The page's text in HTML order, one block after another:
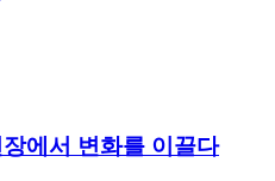
에서 변화를 이끌다